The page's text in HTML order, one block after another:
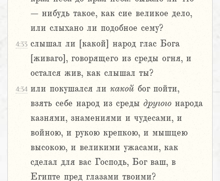
– нибудь такое, как сие великое дело,
или слыхано ли подобное сему?
4:33 слышал ли [какой] народ глас Бога
[живаго], говорящего из среды огня, и
остался жив, как слышал ты?
4:34 или покушался ли какой бог пойти,
взять себе народ из среды другого народа
казнями, знамениями и чудесами, и
войною, и рукою крепкою, и мышцею
высокою, и великими ужасами, как
сделал для вас Господь, Бог ваш, в
Египте пред глазами твоими?